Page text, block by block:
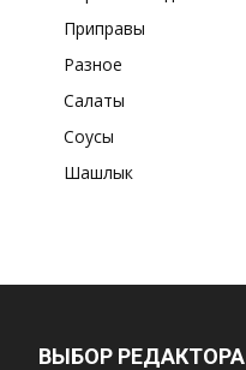
Приправы
Разное
Салаты
Соусы
Шашлык
ВЫБОР РЕДАКТОРА